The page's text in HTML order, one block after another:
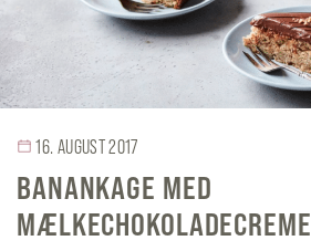
16. AUGUST 2017
BANANKAGE MED
MÆLKECHOKOLADECREME